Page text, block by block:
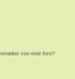
con este foro?